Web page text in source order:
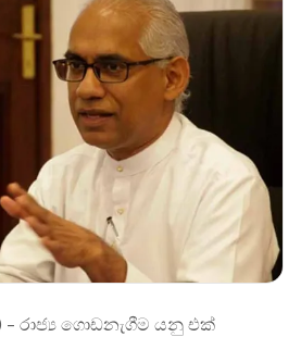
- රාජ්‍ය ගොඩනැගීම යනු එක්